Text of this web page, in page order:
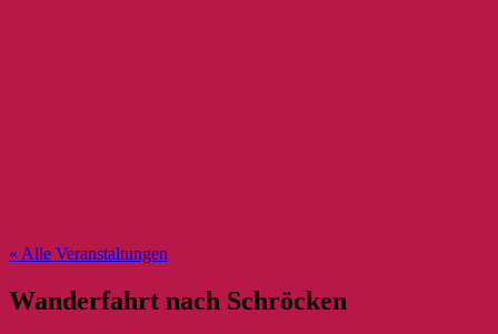
« Alle Veranstaltungen
Wanderfahrt nach Schröcken